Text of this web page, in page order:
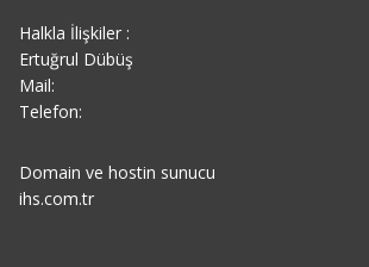
Halkla İlişkiler :
Ertuğrul Dübüş
Mail:
Telefon:
Domain ve hostin sunucu
ihs.com.tr